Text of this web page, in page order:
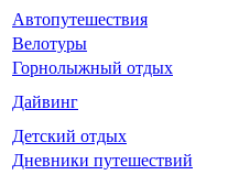
Автопутешествия
Велотуры
Горнолыжный отдых
Дайвинг
Детский отдых
Дневники путешествий